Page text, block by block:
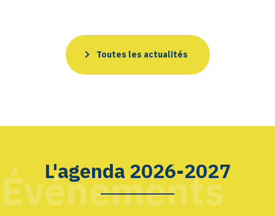
Toutes les actualités
L'agenda 2026-2027
Événements